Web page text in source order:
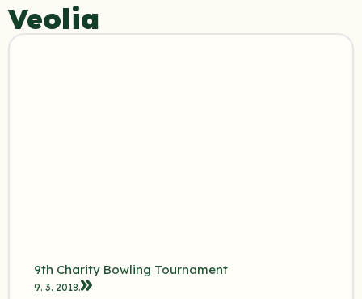
Veolia
9th Charity Bowling Tournament
9. 3. 2018.